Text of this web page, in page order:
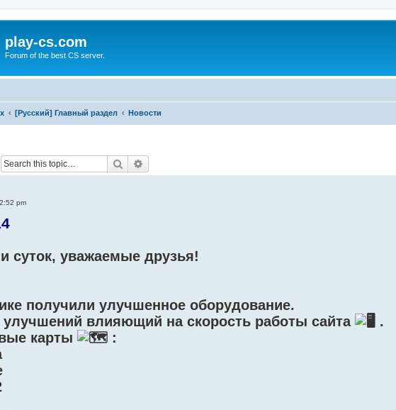
play-cs.com
Forum of the best CS server.
[Русский] Главный раздел Новости
Search
pm
суток, уважаемые друзья!
получили улучшенное оборудование.
влияющий на скорость работы сайта
.
карты
: